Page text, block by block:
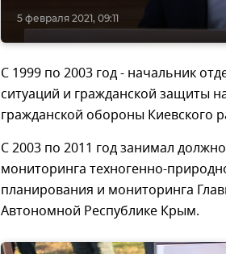
5 февраля 2021, 09:11
С 1999 по 2003 год - начальник
ситуаций и гражданской защиты
гражданской обороны Киевского
С 2003 по 2011 год занимал
мониторинга техногенно-
планирования и мониторинга
Автономной Республике Крым.